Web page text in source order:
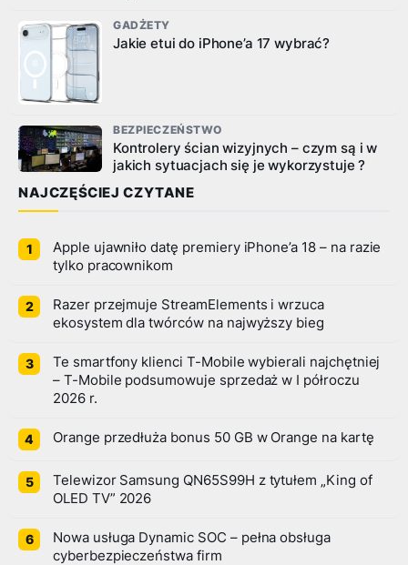
GADŻETY
Jakie etui do iPhone’a 17 wybrać?
BEZPIECZEŃSTWO
Kontrolery ścian wizyjnych – czym są i w
jakich sytuacjach się je wykorzystuje ?
NAJCZĘŚCIEJ CZYTANE
Apple ujawniło datę premiery iPhone’a 18 – na razie
tylko pracownikom
Razer przejmuje StreamElements i wrzuca
ekosystem dla twórców na najwyższy bieg
Te smartfony klienci T-Mobile wybierali najchętniej
– T-Mobile podsumowuje sprzedaż w I półroczu
2026 r.
Orange przedłuża bonus 50 GB w Orange na kartę
Telewizor Samsung QN65S99H z tytułem „King of
OLED TV” 2026
Nowa usługa Dynamic SOC – pełna obsługa
cyberbezpieczeństwa firm